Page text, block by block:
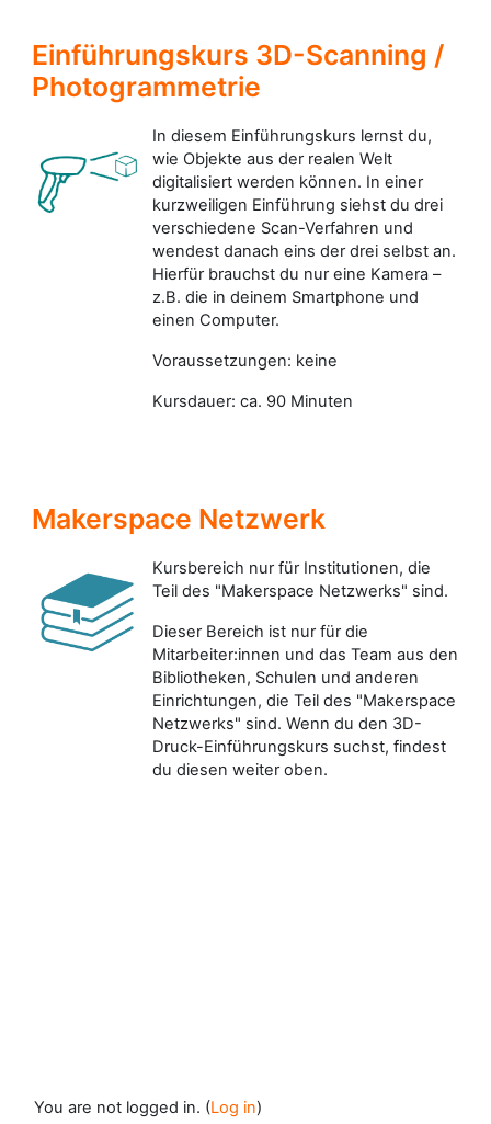
Einführungskurs 3D-Scanning /
Photogrammetrie
In diesem Einführungskurs lernst du,
wie Objekte aus der realen Welt
digitalisiert werden können. In einer
kurzweiligen Einführung siehst du drei
verschiedene Scan-Verfahren und
wendest danach eins der drei selbst an.
Hierfür brauchst du nur eine Kamera –
z.B. die in deinem Smartphone und
einen Computer.
Voraussetzungen: keine
Kursdauer: ca. 90 Minuten
Makerspace Netzwerk
Kursbereich nur für Institutionen, die
Teil des "Makerspace Netzwerks" sind.
Dieser Bereich ist nur für die
Mitarbeiter:innen und das Team aus den
Bibliotheken, Schulen und anderen
Einrichtungen, die Teil des "Makerspace
Netzwerks" sind. Wenn du den 3D-
Druck-Einführungskurs suchst, findest
du diesen weiter oben.
You are not logged in. (Log in)